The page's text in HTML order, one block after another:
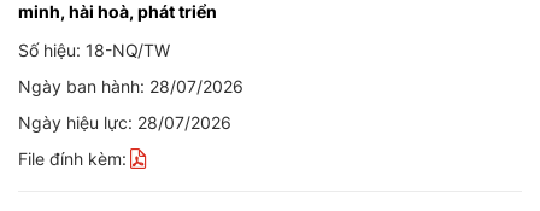
minh, hài hoà, phát triển
Số hiệu: 18-NQ/TW
Ngày ban hành: 28/07/2026
Ngày hiệu lực: 28/07/2026
File đính kèm: